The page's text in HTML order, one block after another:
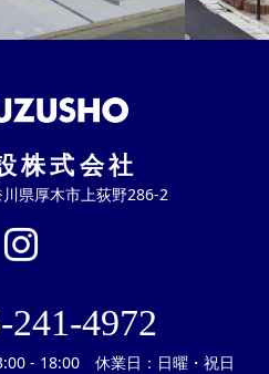
株式会社
県厚木市上荻野286-2
241-4972
- 18:00 休業日：日曜・祝日